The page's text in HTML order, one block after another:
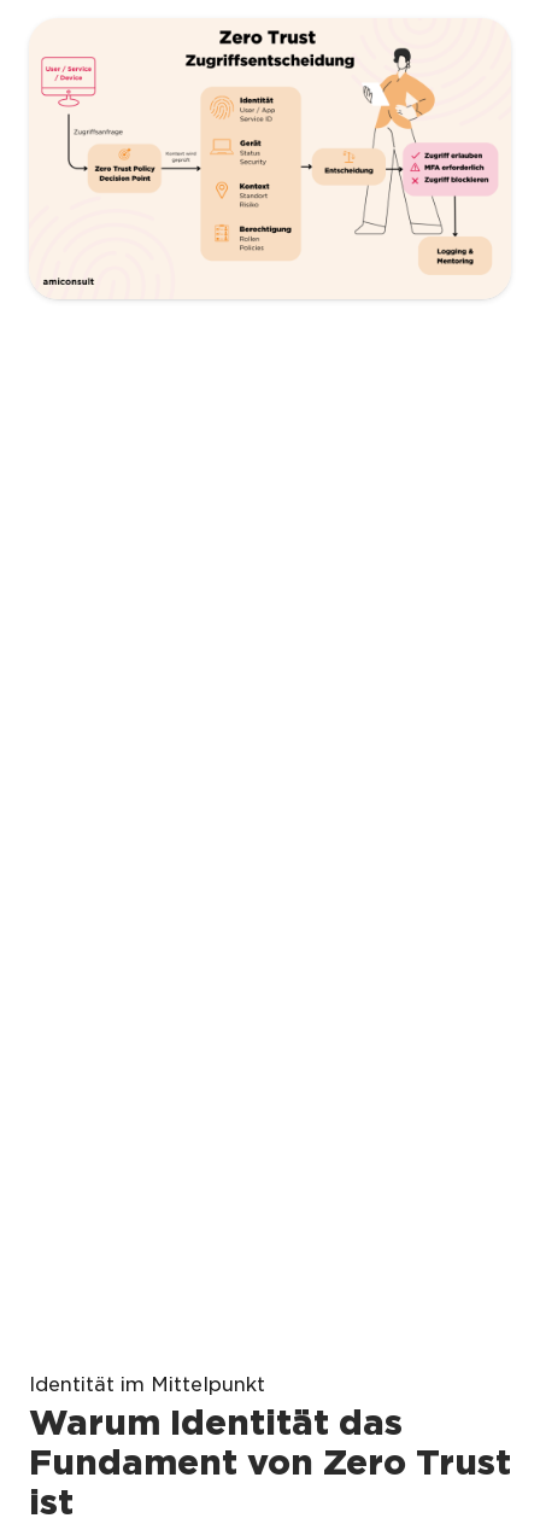
Identität im Mittelpunkt
Warum Identität das
Fundament von Zero Trust
ist